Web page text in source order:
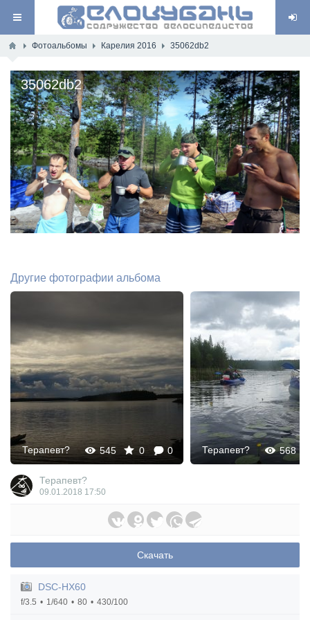
Фотоальбомы Карелия 2016 35062db2
35062db2
Другие фотографии альбома
545 0 0
Терапевт? 568
Терапевт?
Терапевт?
09.01.2018 17:50
Скачать
DSC-HX60
f/3.5 1/640 80 430/100